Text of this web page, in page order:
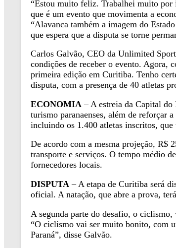
“Estou muito feliz. Trabalhei muito por
que é um evento que movimenta a
“Alavanca também a imagem do
que espera que a disputa se torne
Carlos Galvão, CEO da Unlimited
condições de receber o evento. Agora,
primeira edição em Curitiba. Tenho
disputa, com a presença de 40 atletas
ECONOMIA – A estreia da Capital
turismo paranaenses, além de reforçar
incluindo os 1.400 atletas inscritos, que
De acordo com a mesma projeção, R$
transporte e serviços. O tempo médio
fornecedores locais.
DISPUTA – A etapa de Curitiba será
oficial. A natação, que abre a prova,
A segunda parte do desafio, o
“O ciclismo vai ser muito bonito, com
Paraná”, disse Galvão.